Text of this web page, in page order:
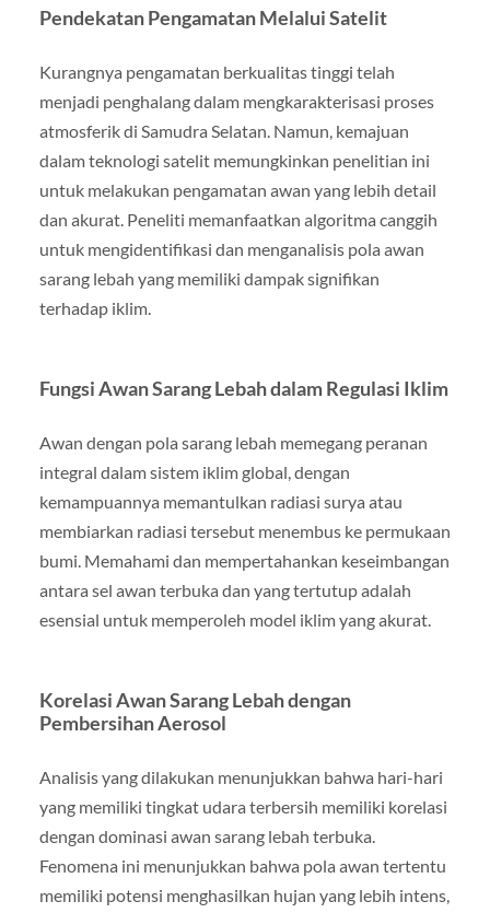
Pendekatan Pengamatan Melalui Satelit
Kurangnya pengamatan berkualitas tinggi telah
menjadi penghalang dalam mengkarakterisasi proses
atmosferik di Samudra Selatan. Namun, kemajuan
dalam teknologi satelit memungkinkan penelitian ini
untuk melakukan pengamatan awan yang lebih detail
dan akurat. Peneliti memanfaatkan algoritma canggih
untuk mengidentifikasi dan menganalisis pola awan
sarang lebah yang memiliki dampak signifikan
terhadap iklim.
Fungsi Awan Sarang Lebah dalam Regulasi Iklim
Awan dengan pola sarang lebah memegang peranan
integral dalam sistem iklim global, dengan
kemampuannya memantulkan radiasi surya atau
membiarkan radiasi tersebut menembus ke permukaan
bumi. Memahami dan mempertahankan keseimbangan
antara sel awan terbuka dan yang tertutup adalah
esensial untuk memperoleh model iklim yang akurat.
Korelasi Awan Sarang Lebah dengan
Pembersihan Aerosol
Analisis yang dilakukan menunjukkan bahwa hari-hari
yang memiliki tingkat udara terbersih memiliki korelasi
dengan dominasi awan sarang lebah terbuka.
Fenomena ini menunjukkan bahwa pola awan tertentu
memiliki potensi menghasilkan hujan yang lebih intens,